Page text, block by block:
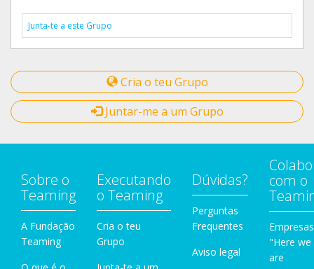
Junta-te a este Grupo
Cria o teu Grupo
Juntar-me a um Grupo
Sobre o
Teaming
A Fundação
Teaming
Executando
o Teaming
Cria o teu
Grupo
Dúvidas?
Perguntas
Frequentes
Aviso legal
com o
Empresas
"Here we
are